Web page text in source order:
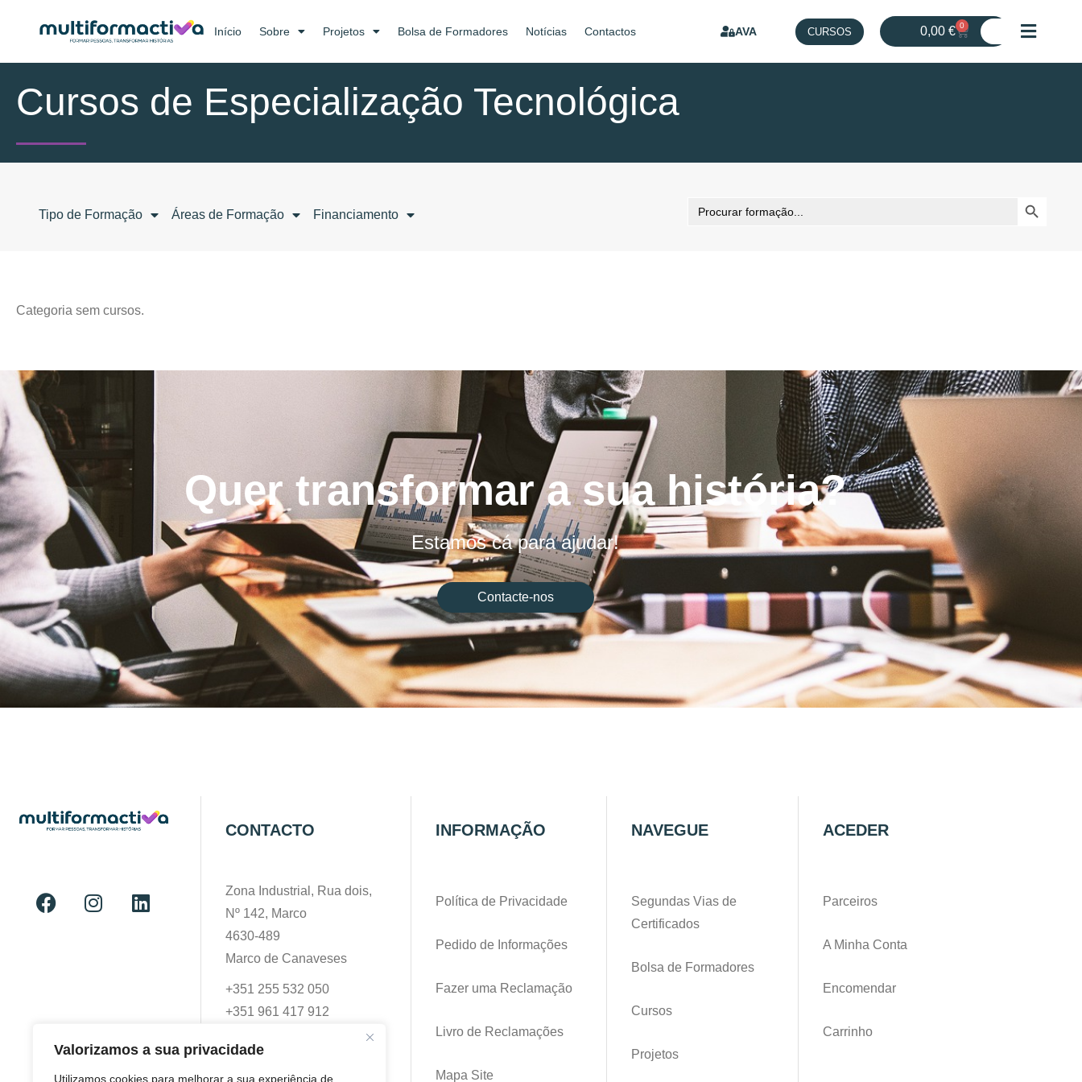
Valorizamos a sua privacidade
Utilizamos cookies para melhorar a sua experiência de
Início Sobre Projetos Bolsa de Formadores Notícias Contactos AVA CURSOS 0,00€ 0
Cursos de Especialização Tecnológica
Tipo de Formação Áreas de Formação Financiamento
Search
Categoria sem cursos.
Quer transformar a sua história?
Estamos cá para ajudar!
Contacte-nos
CONTACTO
Zona Industrial, Rua dois,
Nº 142, Marco
4630-489
Marco de Canaveses
+351 255 532 050
+351 961 417 912
geral@multiformactiva.pt
INFORMAÇÃO
Política de Privacidade
Pedido de Informações
Fazer uma Reclamação
Livro de Reclamações
Mapa Site
NAVEGUE
Segundas Vias de
Certificados
Bolsa de Formadores
Cursos
Projetos
ACEDER
Parceiros
A Minha Conta
Encomendar
Carrinho